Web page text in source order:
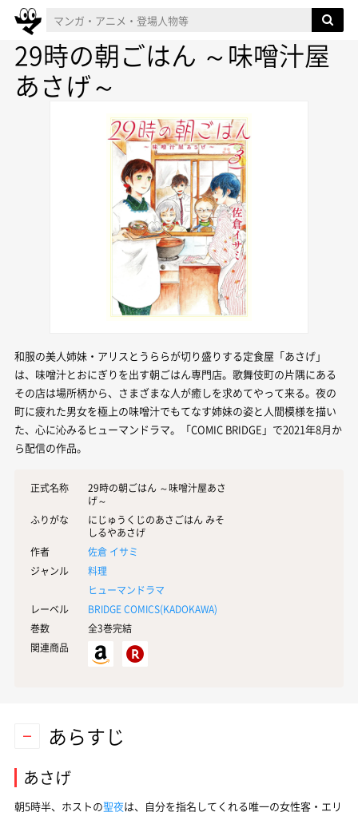
29時の朝ごはん ～味噌汁屋
あさげ～
和服の美人姉妹・アリスとうららが切り盛りする定食屋「あさげ」
は、味噌汁とおにぎりを出す朝ごはん専門店。歌舞伎町の片隅にある
その店は場所柄から、さまざまな人が癒しを求めてやって来る。夜の
町に疲れた男女を極上の味噌汁でもてなす姉妹の姿と人間模様を描い
た、心に沁みるヒューマンドラマ。「COMIC BRIDGE」で2021年8月か
ら配信の作品。
正式名称
29時の朝ごはん ～味噌汁屋あさ
げ～
ふりがな
にじゅうくじのあさごはん みそ
しるやあさげ
作者
佐倉 イサミ
ジャンル
料理
ヒューマンドラマ
レーベル
BRIDGE COMICS(KADOKAWA)
巻数
全3巻完結
関連商品
あらすじ
あさげ
朝5時半、ホストの聖夜は、自分を指名してくれる唯一の女性客・エリ